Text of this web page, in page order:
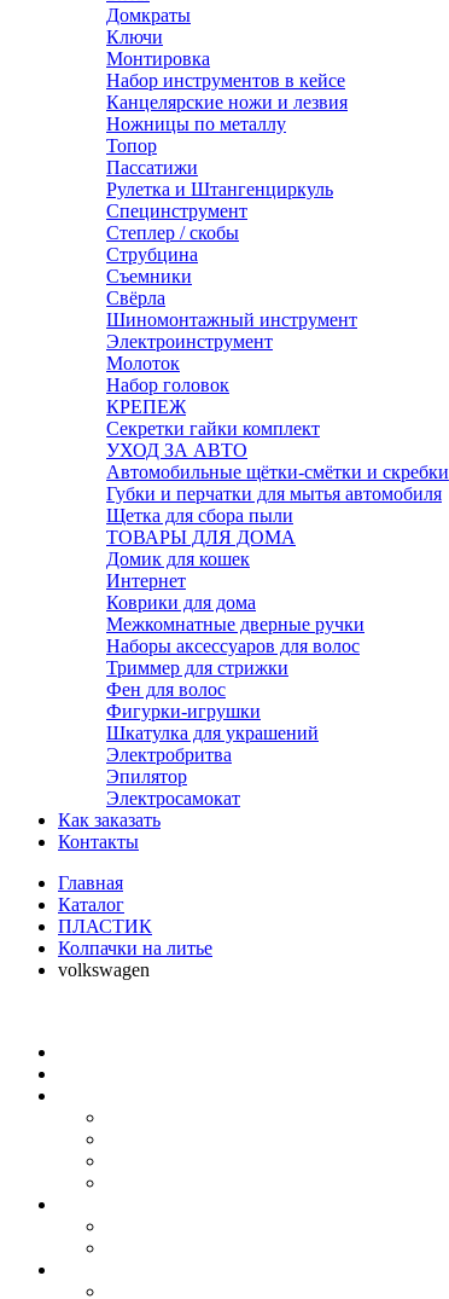
Домкраты
Ключи
Монтировка
Набор инструментов в кейсе
Канцелярские ножи и лезвия
Ножницы по металлу
Топор
Пассатижи
Рулетка и Штангенциркуль
Специнструмент
Степлер / скобы
Струбцина
Съемники
Свёрла
Шиномонтажный инструмент
Электроинструмент
Молоток
Набор головок
КРЕПЕЖ
Секретки гайки комплект
УХОД ЗА АВТО
Автомобильные щётки-смётки и скребки
Губки и перчатки для мытья автомобиля
Щетка для сбора пыли
ТОВАРЫ ДЛЯ ДОМА
Домик для кошек
Интернет
Коврики для дома
Межкомнатные дверные ручки
Наборы аксессуаров для волос
Триммер для стрижки
Фен для волос
Фигурки-игрушки
Шкатулка для украшений
Электробритва
Эпилятор
Электросамокат
Как заказать
Контакты
Главная
Каталог
ПЛАСТИК
Колпачки на литье
volkswagen